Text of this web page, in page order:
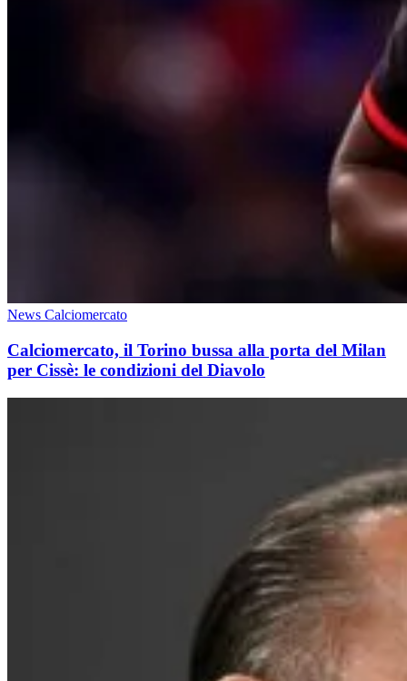
News Calciomercato
Calciomercato, il Torino bussa alla porta del Milan
per Cissè: le condizioni del Diavolo